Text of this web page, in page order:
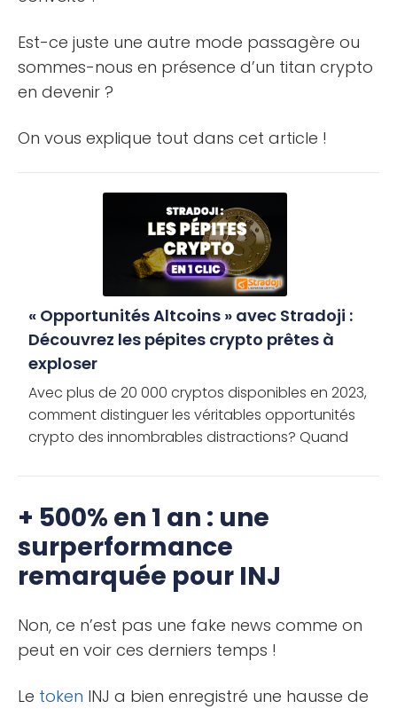
Est-ce juste une autre mode passagère ou
sommes-nous en présence d’un titan crypto
en devenir ?
On vous explique tout dans cet article !
« Opportunités Altcoins » avec Stradoji :
Découvrez les pépites crypto prêtes à
exploser
Avec plus de 20 000 cryptos disponibles en 2023,
comment distinguer les véritables opportunités
crypto des innombrables distractions? Quand
+ 500% en 1 an : une
surperformance
remarquée pour INJ
Non, ce n’est pas une fake news comme on
peut en voir ces derniers temps !
Le token INJ a bien enregistré une hausse de